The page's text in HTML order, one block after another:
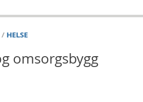
/ HELSE
omsorgsbygg